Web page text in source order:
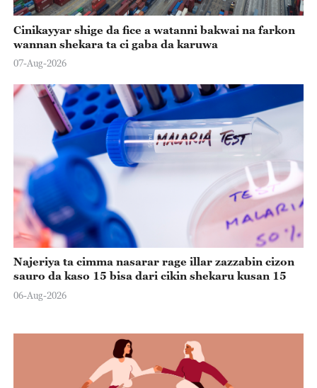
Cinikayyar shige da fice a watanni bakwai na farkon
wannan shekara ta ci gaba da karuwa
07-Aug-2026
Najeriya ta cimma nasarar rage illar zazzabin cizon
sauro da kaso 15 bisa dari cikin shekaru kusan 15
06-Aug-2026